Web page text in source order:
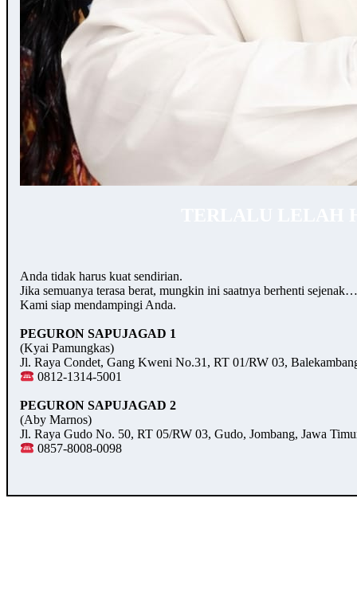
Anda tidak harus kuat sendirian.
Jika semuanya terasa berat, mungkin ini saatnya berhenti
Kami siap mendampingi Anda.
PEGURON SAPUJAGAD 1
(Kyai Pamungkas)
Jl. Raya Condet, Gang Kweni No.31, RT 01/RW 03,
0812-1314-5001
PEGURON SAPUJAGAD 2
(Aby Marnos)
Jl. Raya Gudo No. 50, RT 05/RW 03, Gudo, Jombang, Jawa
0857-8008-0098